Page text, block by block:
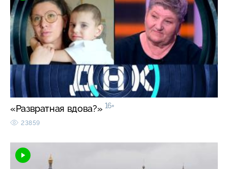
«Развратная вдова?» 16+
23859